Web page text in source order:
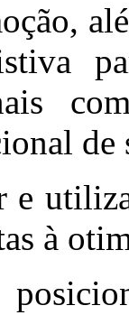
de
à